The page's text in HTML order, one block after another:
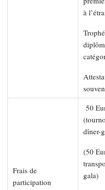
à
Frais de
participation
50
dîner-
(50
gala)